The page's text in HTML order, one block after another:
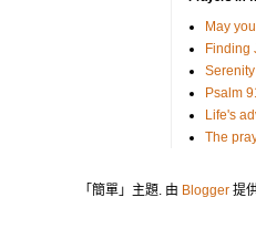
May
Finding
Psalm
Life's
The
「簡單」主題. 由 Blogger 提